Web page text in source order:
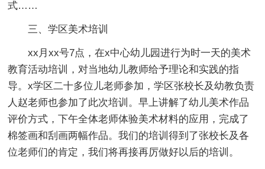
式……
三、学区美术培训
xx月xx号7点，在x中心幼儿园进行为时一天的美术
教育活动培训，对当地幼儿教师给予理论和实践的指
导。x学区二十多位儿老师参加，学区张校长及幼教负责
人赵老师也参加了此次培训。早上讲解了幼儿美术作品
评价方式，下午全体老师体验美术材料的应用，完成了
棉签画和刮画两幅作品。我们的培训得到了张校长及各
位老师们的肯定，我们将再接再厉做好以后的培训。